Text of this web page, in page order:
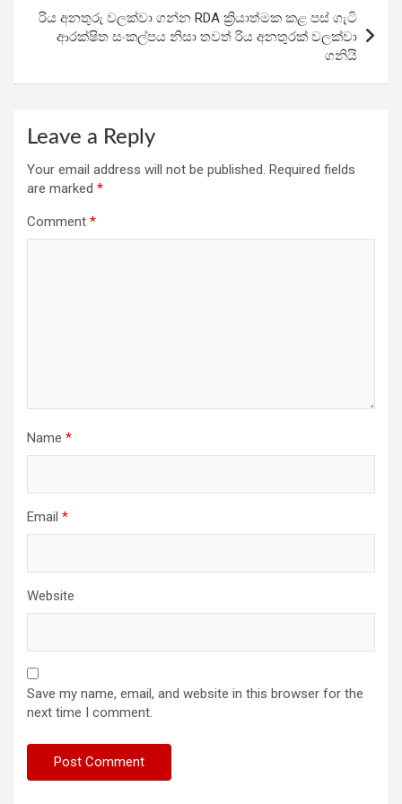
k
p
රිය අනතුරු වලක්වා ගන්න RDA ක්‍රියාත්මක කළ පස් ගැටි
ආරක්ෂිත සංකල්පය නිසා තවත් රිය අනතුරක් වලක්වා
ගනියි
Leave a Reply
Your email address will not be published. Required fields
are marked *
Comment *
Name *
Email *
Website
Save my name, email, and website in this browser for the
next time I comment.